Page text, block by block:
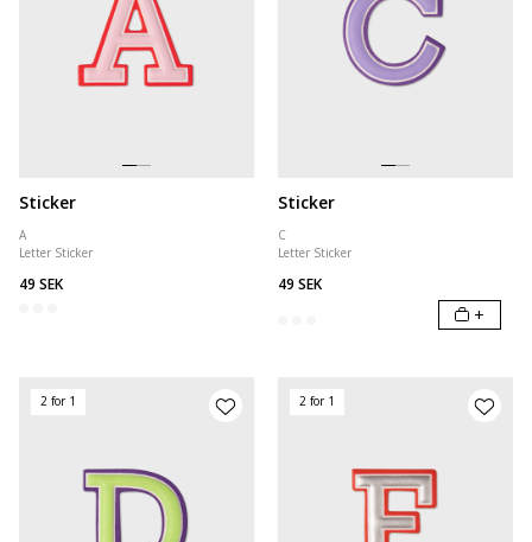
Sticker
A
Letter Sticker
49 SEK
Sticker
C
Letter Sticker
49 SEK
+
2 for 1 2 for 1